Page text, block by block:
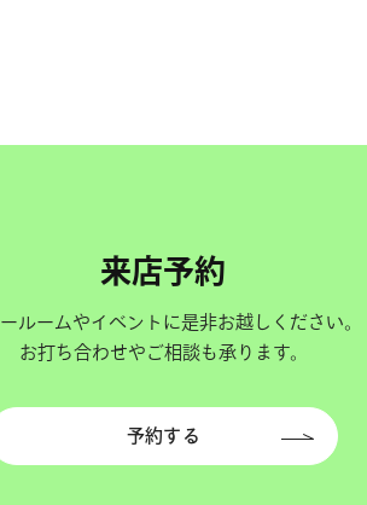
来店予約
ルームやイベントに是非お越しください。
お打ち合わせやご相談も承ります。
予約する